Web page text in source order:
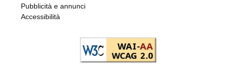
Pubblicità e annunci
Accessibilità